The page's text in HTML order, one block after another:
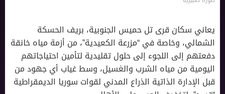
يعاني سكان قرى تل حميس الجنوبية، بريف الحسكة
الشمالي، وخاصة في “مزرعة الكعيدية”، من أزمة مياه خانقة
دفعتهم إلى اللجوء إلى حلول تقليدية لتأمين احتياجاتهم
اليومية من مياه الشرب والغسيل، وسط غياب أي جهود من
قبل الإدارة الذاتية الذراع المدني لقوات سوريا الديمقراطية